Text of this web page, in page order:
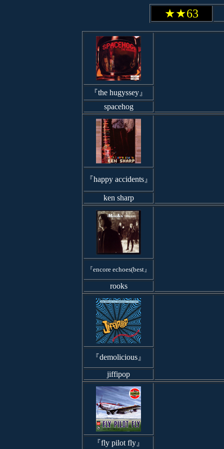
★★63
『the hugyssey』
spacehog
『happy accidents』
ken sharp
『encore echoes(best』
rooks
『demolicious』
jiffipop
『fly pilot fly』